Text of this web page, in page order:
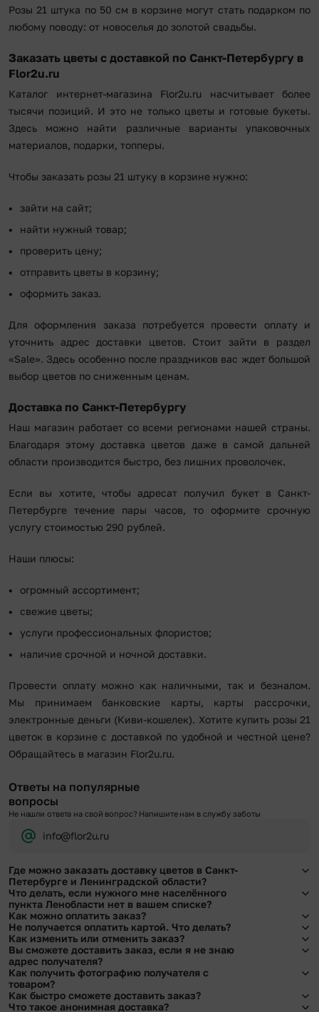
Розы 21 штука по 50 см в корзине могут стать подарком по
любому поводу: от новоселья до золотой свадьбы.
Заказать цветы с доставкой по Санкт-Петербургу в
Flor2u.ru
Каталог интернет-магазина Flor2u.ru насчитывает более
тысячи позиций. И это не только цветы и готовые букеты.
Здесь можно найти различные варианты упаковочных
материалов, подарки, топперы.
Чтобы заказать розы 21 штуку в корзине нужно:
зайти на сайт;
найти нужный товар;
проверить цену;
отправить цветы в корзину;
оформить заказ.
Для оформления заказа потребуется провести оплату и
уточнить адрес доставки цветов. Стоит зайти в раздел
«Sale». Здесь особенно после праздников вас ждет большой
выбор цветов по сниженным ценам.
Доставка по Санкт-Петербургу
Наш магазин работает со всеми регионами нашей страны.
Благодаря этому доставка цветов даже в самой дальней
области производится быстро, без лишних проволочек.
Если вы хотите, чтобы адресат получил букет в Санкт-
Петербурге течение пары часов, то оформите срочную
услугу стоимостью 290 рублей.
Наши плюсы:
огромный ассортимент;
свежие цветы;
услуги профессиональных флористов;
наличие срочной и ночной доставки.
Провести оплату можно как наличными, так и безналом.
Мы принимаем банковские карты, карты рассрочки,
электронные деньги (Киви-кошелек). Хотите купить розы 21
цветок в корзине с доставкой по удобной и честной цене?
Обращайтесь в магазин Flor2u.ru.
Ответы на популярные
вопросы
Не нашли ответа на свой вопрос? Напишите нам в службу заботы
info@flor2u.ru
Где можно заказать доставку цветов в Санкт-
Петербурге и Ленинградской области?
Оформить доставку цветов можно в нашем приложении, на сайте flor2u.ru, по
телефону горячей линии или в чате.
Что делать, если нужного мне населённого
пункта Ленобласти нет в вашем списке?
Свяжитесь с нашими менеджерами по телефонам горячей линии или в чате.
Мы обязательно найдем выход из ситуации.
Как можно оплатить заказ?
Мы предусмотрели все возможные варианты оплаты:
Наличными.
Банковскими картами Visa, MasterCard, МИР, СБП
Картами рассрочки Халва, Совесть и Свобода.
Через Yandex Pay, UnionPay,
Через Робокасса.
Не получается оплатить картой. Что делать?
При возникновении трудностей во время оплаты заказа банковской картой
позвоните нам по телефону, и мы решим Ваш вопрос.
Как изменить или отменить заказ?
Чтобы внести изменения, выбрать другой букет или добавить подарок
свяжитесь с нашими менеджерами по телефонам горячей линии или в чате,
они помогут решить любой вопрос.
Вы сможете доставить заказ, если я не знаю
адрес получателя?
Да. У нас действует услуга «Уточнение адреса». Зная телефон получателя,
наши менеджеры связываются с получателем и уточняют адрес и удобное
время доставки.
Как получить фотографию получателя с
товаром?
При оформлении заказа Вы можете сделать отметку в поле «Фото получателя
Как быстро сможете доставить заказ?
Что такое анонимная доставка?